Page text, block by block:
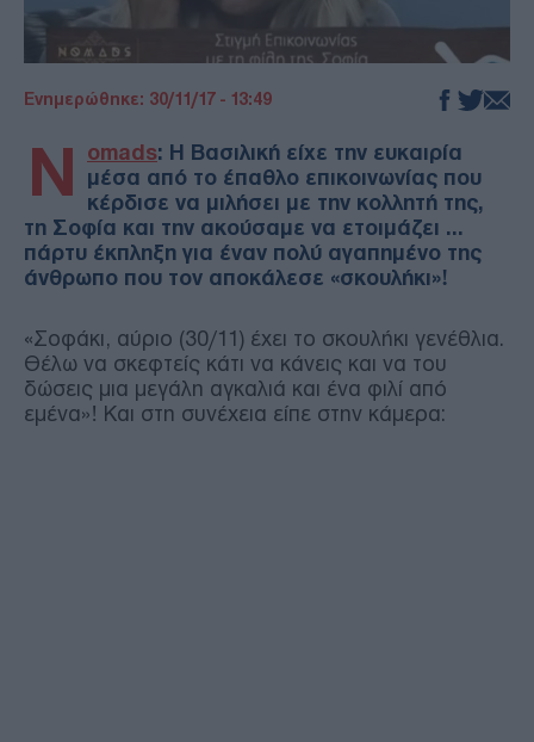
Ενημερώθηκε: 30/11/17 - 13:49
N omads: Η Βασιλική είχε την ευκαιρία
μέσα από το έπαθλο επικοινωνίας που
κέρδισε να μιλήσει με την κολλητή της,
τη Σοφία και την ακούσαμε να ετοιμάζει ...
πάρτυ έκπληξη για έναν πολύ αγαπημένο της
άνθρωπο που τον αποκάλεσε «σκουλήκι»!
«Σοφάκι, αύριο (30/11) έχει το σκουλήκι γενέθλια.
Θέλω να σκεφτείς κάτι να κάνεις και να του
δώσεις μια μεγάλη αγκαλιά και ένα φιλί από
εμένα»! Και στη συνέχεια είπε στην κάμερα: